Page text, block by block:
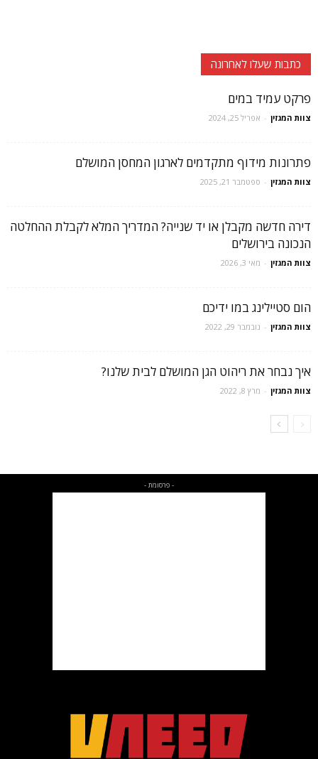
כתבות שעלו לאחרונה
פרקט עמיד במים
צוות המגזין - אפריל 25, 2024
פתרונות מידוף מתקדמים לארגון המחסן המושלם
צוות המגזין - ספטמבר 21, 2025
דירה חדשה מקבלן או יד שנייה? המדריך המלא לקבלת ההחלטה
הנכונה בירושלים
צוות המגזין - מאי 3, 2026
הום סטיילינג במו ידיכם
צוות המגזין - נובמבר 29, 2022
איך נבחר את ריהוט הגן המושלם לבית שלנו?
צוות המגזין - מרץ 8, 2022
- פרסומת -